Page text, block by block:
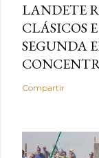
LANDETE
CLÁSICOS
SEGUNDA
Compartir